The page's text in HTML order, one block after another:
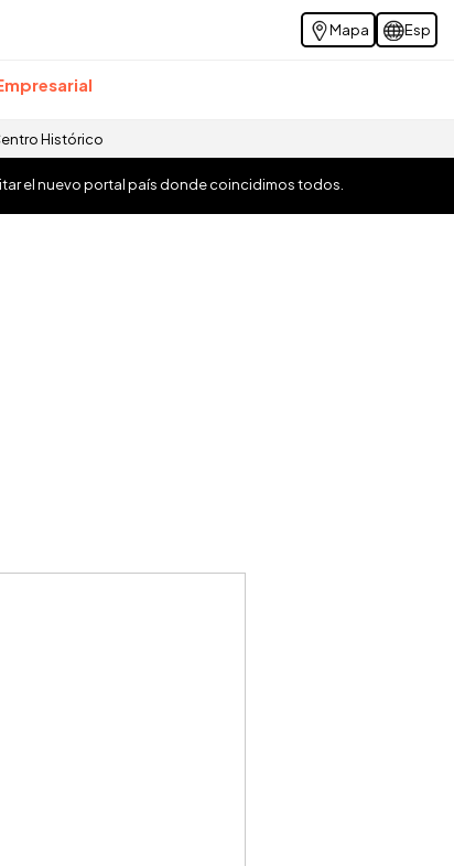
Mapa Esp
Histórico
el nuevo portal país donde coincidimos todos.